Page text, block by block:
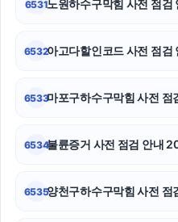
6531노원하수구막힘 사전 점
6532아고다할인코드 사전 점
6533마포구하수구막힘 사전
6534불륜증거 사전 점검 안내
6535양천구하수구막힘 사전